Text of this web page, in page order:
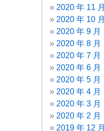
2020 年 11 月
2020 年 10 月
2020 年 9 月
2020 年 8 月
2020 年 7 月
2020 年 6 月
2020 年 5 月
2020 年 4 月
2020 年 3 月
2020 年 2 月
2019 年 12 月